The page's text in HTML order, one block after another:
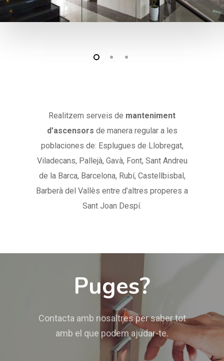
Realitzem serveis de manteniment
d’ascensors de manera regular a les
poblaciones de: Esplugues de Llobregat,
Viladecans, Pallejà, Gavà, Font, Sant Andreu
de la Barca, Barcelona, Rubí, Castellbisbal,
Barberà del Vallès entre d’altres properes a
Sant Joan Despí.
Puges?
Contacta amb nosaltres per saber tot
amb el que podem ajudar-te.